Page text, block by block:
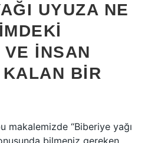
UYUZA NE
VE İNSAN
BIR
makalemizde “Biberiye yağı
bilmeniz gereken